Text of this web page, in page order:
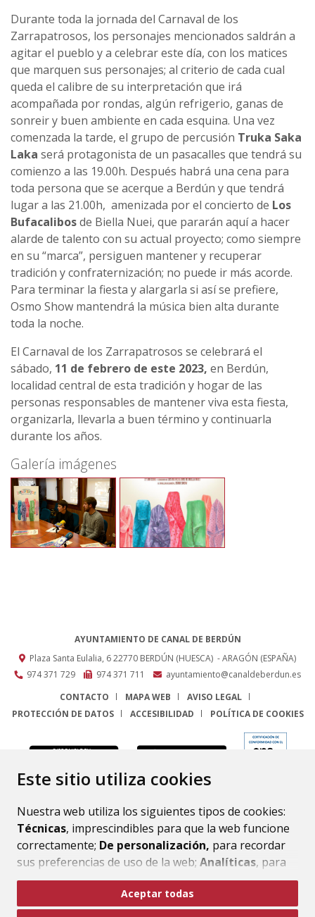
Este sitio utiliza cookies
Nuestra web utiliza los siguientes tipos de cookies:
Técnicas, imprescindibles para que la web funcione
correctamente; De personalización, para recordar
sus preferencias de uso de la web; Analíticas, para
mejorar el funcionamiento de la web y sus servicios.
Si acepta pulsando el botón“Aceptar todas”
Aceptar todas
Durante toda la jornada del Carnaval de los
Zarrapatrosos, los personajes mencionados saldrán a
agitar el pueblo y a celebrar este día, con los matices
que marquen sus personajes; al criterio de cada cual
queda el calibre de su interpretación que irá
acompañada por rondas, algún refrigerio, ganas de
sonreir y buen ambiente en cada esquina. Una vez
comenzada la tarde, el grupo de percusión Truka Saka
Laka será protagonista de un pasacalles que tendrá su
comienzo a las 19.00h. Después habrá una cena para
toda persona que se acerque a Berdún y que tendrá
lugar a las 21.00h, amenizada por el concierto de Los
Bufacalibosde Biella Nuei, que pararán aquí a hacer
alarde de talento con su actual proyecto; como siempre
en su “marca”, persiguen mantener y recuperar
tradición y confraternización; no puede ir más acorde.
Para terminar la fiesta y alargarla si así se prefiere,
Osmo Show mantendrá la música bien alta durante
toda la noche.
El Carnaval de los Zarrapatrosos se celebrará el
sábado, 11 de febrero de este 2023, en Berdún,
localidad central de esta tradición y hogar de las
personas responsables de mantener viva esta fiesta,
organizarla, llevarla a buen término y continuarla
durante los años.
Galería imágenes
AYUNTAMIENTO DE CANAL DE BERDÚN
Plaza Santa Eulalia, 622770 BERDÚN (HUESCA) - ARAGÓN (ESPAÑA)
974 371 729
974 371 711
ayuntamiento@canaldeberdun.es
CONTACTO
MAPA WEB
AVISO LEGAL
PROTECCIÓN DE DATOS
ACCESIBILIDAD POLÍTICA DE COOKIES